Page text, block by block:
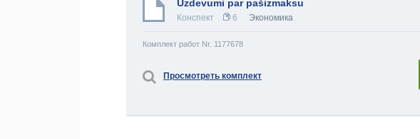
Uzdevumi par pašizmaksu
Конспект 6 Экономика
Комплект работ Nr. 1177678
Просмотреть комплект